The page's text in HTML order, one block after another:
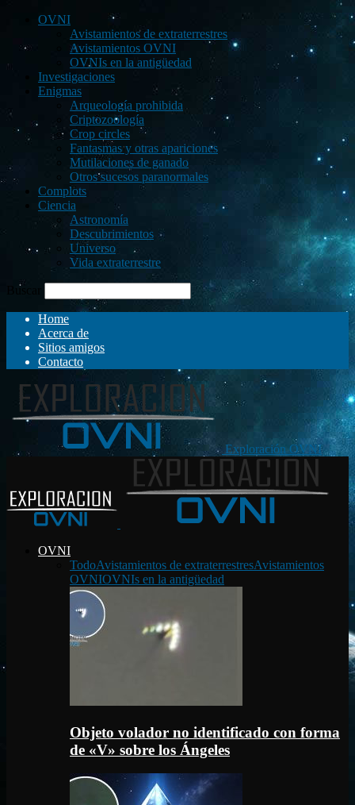
OVNI
Avistamientos de extraterrestres
Avistamientos OVNI
OVNIs en la antigüedad
Investigaciones
Enigmas
Arqueología prohibida
Criptozoología
Crop circles
Fantasmas y otras apariciones
Mutilaciones de ganado
Otros sucesos paranormales
Complots
Ciencia
Astronomía
Descubrimientos
Universo
Vida extraterrestre
Buscar
Home
Acerca de
Sitios amigos
Contacto
Exploración OVNI
OVNI
TodoAvistamientos de extraterrestresAvistamientos
OVNIOVNIs en la antigüedad
Objeto volador no identificado con forma
de «V» sobre los Ángeles